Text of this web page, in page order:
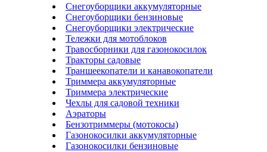
Снегоуборщики аккумуляторные
Снегоуборщики бензиновые
Снегоуборщики электрические
Тележки для мотоблоков
Травосборники для газонокосилок
Тракторы садовые
Траншеекопатели и канавокопатели
Триммера аккумуляторные
Триммера электрические
Чехлы для садовой техники
Аэраторы
Бензотриммеры (мотокосы)
Газонокосилки аккумуляторные
Газонокосилки бензиновые